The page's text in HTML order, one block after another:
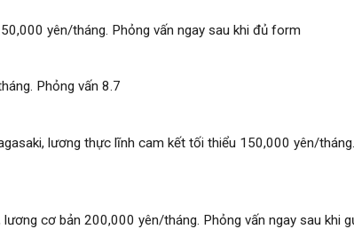
yên/tháng. Phỏng vấn ngay sau khi đủ form
Phỏng vấn 8.7
lương thực lĩnh cam kết tối thiểu 150,000 yên/tháng.
cơ bản 200,000 yên/tháng. Phỏng vấn ngay sau khi